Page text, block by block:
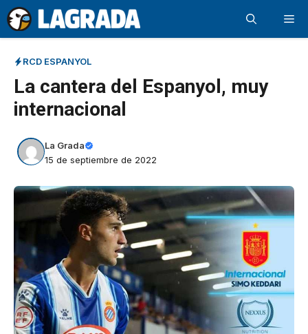
Saltar
al
contenido
RCD ESPANYOL
La cantera del Espanyol, muy
internacional
La Grada
15 de septiembre de 2022